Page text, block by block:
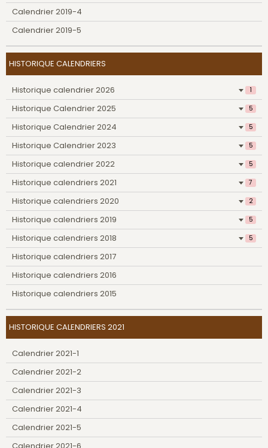
Calendrier 2019-4
Calendrier 2019-5
HISTORIQUE CALENDRIERS
Historique calendrier 2026 1
Historique Calendrier 2025 5
Historique Calendrier 2024 5
Historique Calendrier 2023 5
Historique calendrier 2022 5
Historique calendriers 2021 7
Historique calendriers 2020 2
Historique calendriers 2019 5
Historique calendriers 2018 5
Historique calendriers 2017
Historique calendriers 2016
Historique calendriers 2015
HISTORIQUE CALENDRIERS 2021
Calendrier 2021-1
Calendrier 2021-2
Calendrier 2021-3
Calendrier 2021-4
Calendrier 2021-5